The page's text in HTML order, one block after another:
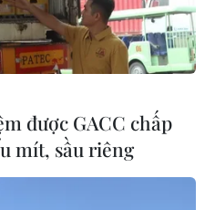
về ''tình cảm gia
được GACC chấp
mít, sầu riêng